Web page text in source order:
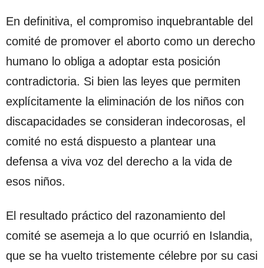
En definitiva, el compromiso inquebrantable del
comité de promover el aborto como un derecho
humano lo obliga a adoptar esta posición
contradictoria. Si bien las leyes que permiten
explícitamente la eliminación de los niños con
discapacidades se consideran indecorosas, el
comité no está dispuesto a plantear una
defensa a viva voz del derecho a la vida de
esos niños.
El resultado práctico del razonamiento del
comité se asemeja a lo que ocurrió en Islandia,
que se ha vuelto tristemente célebre por su casi